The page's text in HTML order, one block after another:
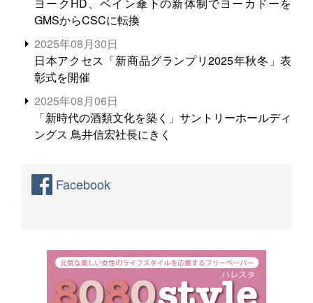
GMSからCSCに転換
2025年08月30日
日本アクセス「新商品グランプリ2025年秋冬」表
彰式を開催
2025年08月06日
「新時代の酒類文化を築く」サントリーホールディ
ングス 鳥井信宏社長にきく
Facebook